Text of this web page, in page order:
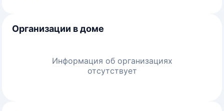
Организации в доме
Информация об организациях
отсутствует